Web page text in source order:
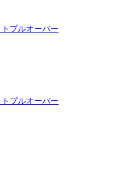
トプルオーバー
トプルオーバー